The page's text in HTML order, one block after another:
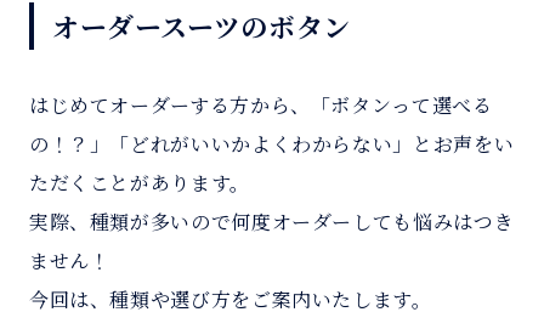
オーダースーツのボタン
はじめてオーダーする方から、「ボタンって選べる
の！？」「どれがいいかよくわからない」とお声をい
ただくことがあります。
実際、種類が多いので何度オーダーしても悩みはつき
ません！
今回は、種類や選び方をご案内いたします。